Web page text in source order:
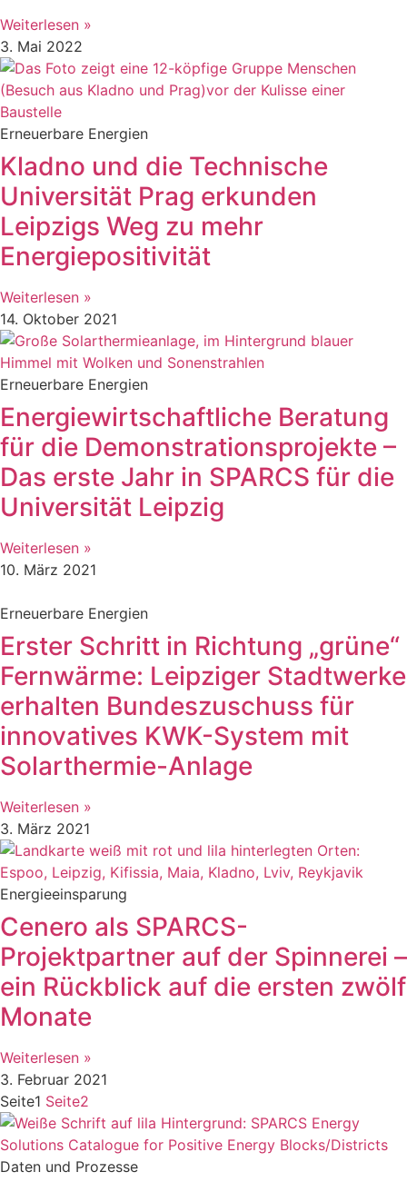
Weiterlesen »
3. Mai 2022
Erneuerbare Energien
Kladno und die Technische
Universität Prag erkunden
Leipzigs Weg zu mehr
Energiepositivität
Weiterlesen »
14. Oktober 2021
Erneuerbare Energien
Energiewirtschaftliche Beratung
für die Demonstrationsprojekte –
Das erste Jahr in SPARCS für die
Universität Leipzig
Weiterlesen »
10. März 2021
Erneuerbare Energien
Erster Schritt in Richtung „grüne“
Fernwärme: Leipziger Stadtwerke
erhalten Bundeszuschuss für
innovatives KWK-System mit
Solarthermie-Anlage
Weiterlesen »
3. März 2021
Energieeinsparung
Cenero als SPARCS-
Projektpartner auf der Spinnerei –
ein Rückblick auf die ersten zwölf
Monate
Weiterlesen »
3. Februar 2021
Seite1 Seite2
Daten und Prozesse